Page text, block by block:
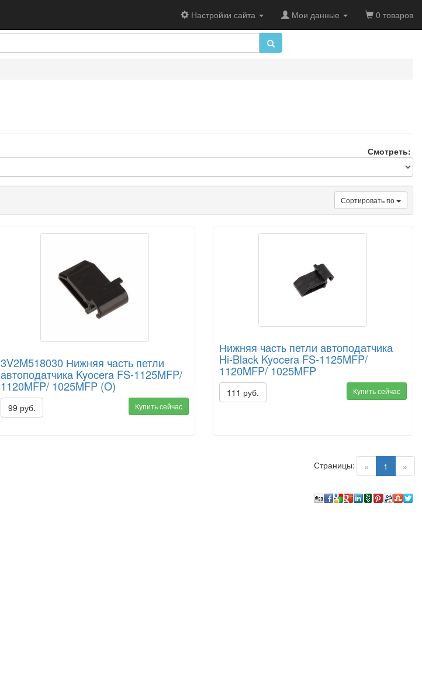
Настройки сайта Мои данные 0 товаров
Смотреть:
Сортировать по
3V2M518030 Нижняя часть петли
автоподатчика Kyocera FS-1125MFP/
1120MFP/ 1025MFP (O)
99 руб. Купить сейчас
Нижняя часть петли автоподатчика
Hi-Black Kyocera FS-1125MFP/
1120MFP/ 1025MFP
111 руб. Купить сейчас
« 1 (current)
»
Страницы: